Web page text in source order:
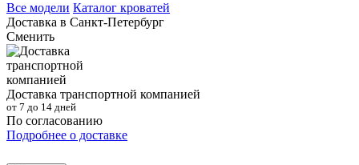
Все модели Каталог кроватей
Доставка в Санкт-Петербург
Сменить
Доставка транспортной компанией
от 7 до 14 дней
По согласованию
Подробнее о доставке